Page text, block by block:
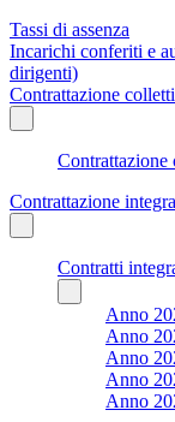
Tassi di assenza
Incarichi conferiti e
dirigenti)
Contrattazione
Contrattazione
Contrattazione
Contratti
Anno
Anno
Anno
Anno
Anno